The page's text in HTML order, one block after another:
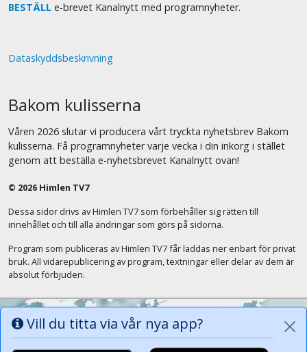
BESTÄLL e-brevet Kanalnytt med programnyheter.
Dataskyddsbeskrivning
Bakom kulisserna
Våren 2026 slutar vi producera vårt tryckta nyhetsbrev Bakom
kulisserna. Få programnyheter varje vecka i din inkorg i stället
genom att beställa e-nyhetsbrevet Kanalnytt ovan!
Vill du titta via vår nya app?
© 2026 Himlen TV7
Dessa sidor drivs av Himlen TV7 som förbehåller sig rätten till
innehållet och till alla ändringar som görs på sidorna.
Program som publiceras av Himlen TV7 får laddas ner enbart för privat
bruk. All vidarepublicering av program, textningar eller delar av dem är
absolut förbjuden.
Alla tungor ska bekänna att Jesus Kristus